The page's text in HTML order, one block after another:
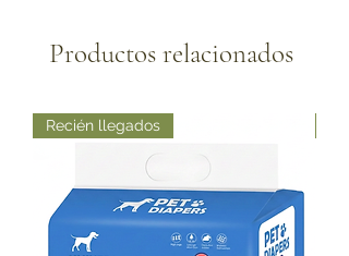
Productos relacionados
Recién llegados